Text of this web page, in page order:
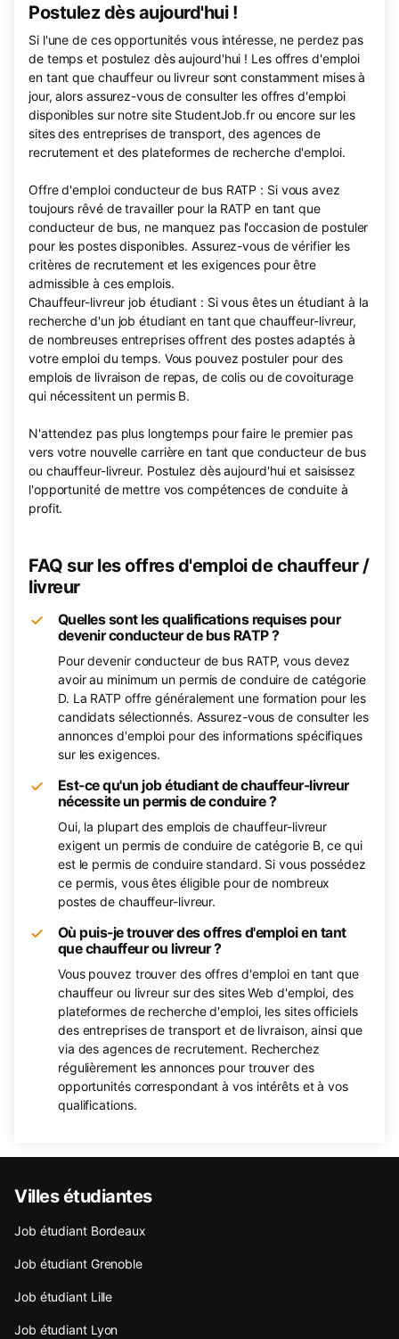
Postulez dès aujourd'hui !
Si l'une de ces opportunités vous intéresse, ne perdez pas
de temps et postulez dès aujourd'hui ! Les offres d'emploi
en tant que chauffeur ou livreur sont constamment mises à
jour, alors assurez-vous de consulter les offres d'emploi
disponibles sur notre site StudentJob.fr ou encore sur les
sites des entreprises de transport, des agences de
recrutement et des plateformes de recherche d'emploi.
Offre d'emploi conducteur de bus RATP : Si vous avez
toujours rêvé de travailler pour la RATP en tant que
conducteur de bus, ne manquez pas l'occasion de postuler
pour les postes disponibles. Assurez-vous de vérifier les
critères de recrutement et les exigences pour être
admissible à ces emplois.
Chauffeur-livreur job étudiant : Si vous êtes un étudiant à la
recherche d'un job étudiant en tant que chauffeur-livreur,
de nombreuses entreprises offrent des postes adaptés à
votre emploi du temps. Vous pouvez postuler pour des
emplois de livraison de repas, de colis ou de covoiturage
qui nécessitent un permis B.
N'attendez pas plus longtemps pour faire le premier pas
vers votre nouvelle carrière en tant que conducteur de bus
ou chauffeur-livreur. Postulez dès aujourd'hui et saisissez
l'opportunité de mettre vos compétences de conduite à
profit.
FAQ sur les offres d'emploi de chauffeur /
livreur
Quelles sont les qualifications requises pour
devenir conducteur de bus RATP ?
Pour devenir conducteur de bus RATP, vous devez
avoir au minimum un permis de conduire de catégorie
D. La RATP offre généralement une formation pour les
candidats sélectionnés. Assurez-vous de consulter les
annonces d'emploi pour des informations spécifiques
sur les exigences.
Est-ce qu'un job étudiant de chauffeur-livreur
nécessite un permis de conduire ?
Oui, la plupart des emplois de chauffeur-livreur
exigent un permis de conduire de catégorie B, ce qui
est le permis de conduire standard. Si vous possédez
ce permis, vous êtes éligible pour de nombreux
postes de chauffeur-livreur.
Où puis-je trouver des offres d'emploi en tant
que chauffeur ou livreur ?
Vous pouvez trouver des offres d'emploi en tant que
chauffeur ou livreur sur des sites Web d'emploi, des
plateformes de recherche d'emploi, les sites officiels
des entreprises de transport et de livraison, ainsi que
via des agences de recrutement. Recherchez
régulièrement les annonces pour trouver des
opportunités correspondant à vos intérêts et à vos
qualifications.
Villes étudiantes
Job étudiant Bordeaux
Job étudiant Grenoble
Job étudiant Lille
Job étudiant Lyon